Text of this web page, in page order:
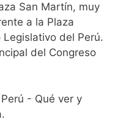
San Martín, muy
a la Plaza
Legislativo del Perú.
del Congreso